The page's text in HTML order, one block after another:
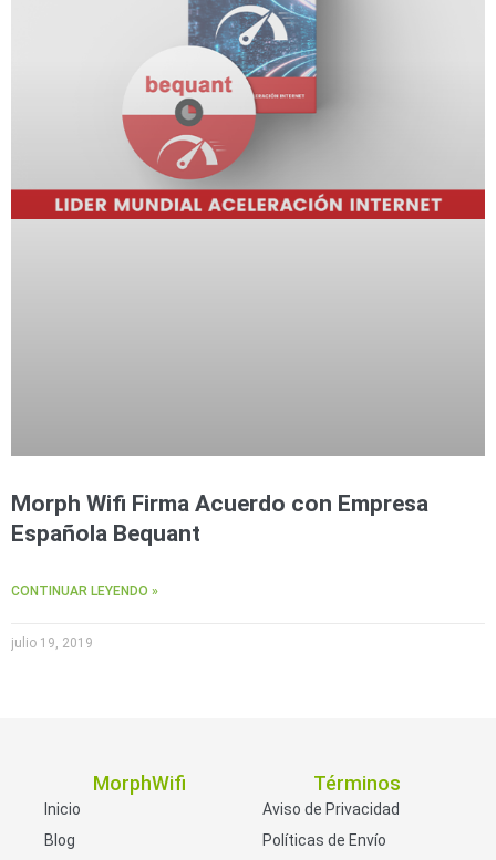
Morph Wifi Firma Acuerdo con Empresa
Española Bequant
CONTINUAR LEYENDO »
julio 19, 2019
MorphWifi
Inicio
Blog
Términos
Aviso de Privacidad
Políticas de Envío